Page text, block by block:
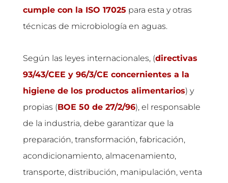
cumple con la ISO 17025 para esta y otras
técnicas de microbiología en aguas.
Según las leyes internacionales, (directivas
93/43/CEE y 96/3/CE concernientes a la
higiene de los productos alimentarios) y
propias (BOE 50 de 27/2/96), el responsable
de la industria, debe garantizar que la
preparación, transformación, fabricación,
acondicionamiento, almacenamiento,
transporte, distribución, manipulación, venta